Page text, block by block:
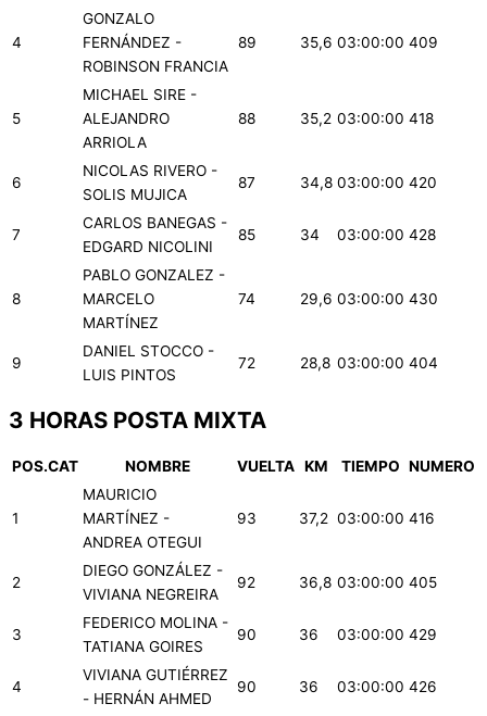
4
GONZALO
FERNÁNDEZ -
ROBINSON FRANCIA
89 35,6 03:00:00 409
5
MICHAEL SIRE -
ALEJANDRO
ARRIOLA
88 35,2 03:00:00 418
6
NICOLAS RIVERO -
SOLIS MUJICA
87 34,8 03:00:00 420
7
CARLOS BANEGAS -
EDGARD NICOLINI
85 34 03:00:00 428
8
PABLO GONZALEZ -
MARCELO
MARTÍNEZ
74 29,6 03:00:00 430
9
DANIEL STOCCO -
LUIS PINTOS
72 28,8 03:00:00 404
3 HORAS POSTA MIXTA
POS.CAT NOMBRE VUELTA KM TIEMPO NUMERO
1
MAURICIO
MARTÍNEZ -
ANDREA OTEGUI
93 37,2 03:00:00 416
2
DIEGO GONZÁLEZ -
VIVIANA NEGREIRA
92 36,8 03:00:00 405
3
FEDERICO MOLINA -
TATIANA GOIRES
90 36 03:00:00 429
4
VIVIANA GUTIÉRREZ
- HERNÁN AHMED
90 36 03:00:00 426